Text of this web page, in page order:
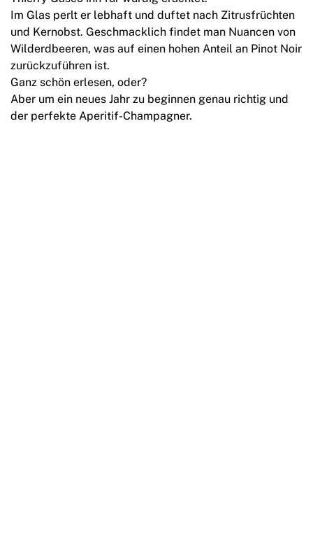
Im Glas perlt er lebhaft und duftet nach Zitrusfrüchten
und Kernobst. Geschmacklich findet man Nuancen von
Wilderdbeeren, was auf einen hohen Anteil an Pinot Noir
zurückzuführen ist.
Ganz schön erlesen, oder?
Aber um ein neues Jahr zu beginnen genau richtig und
der perfekte Aperitif-Champagner.